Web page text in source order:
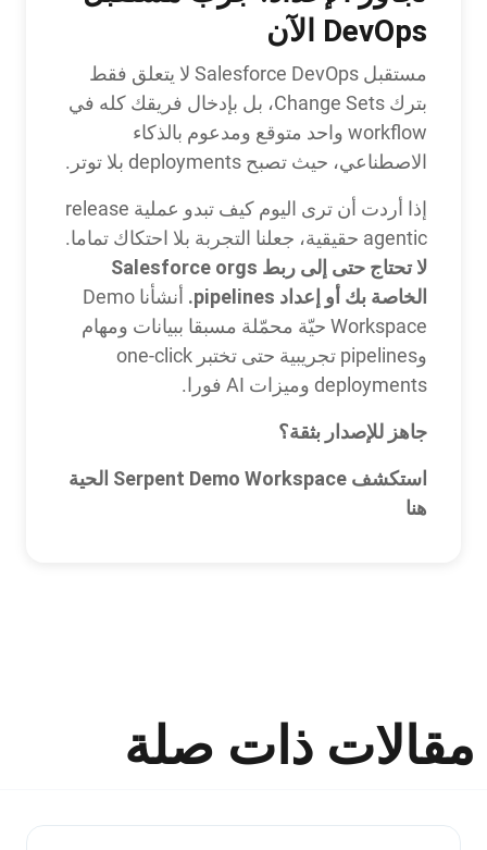
DevOps الآن
مستقبل Salesforce DevOps لا يتعلق فقط
بترك Change Sets، بل بإدخال فريقك كله في
workflow واحد متوقع ومدعوم بالذكاء
الاصطناعي، حيث تصبح deployments بلا توتر.
إذا أردت أن ترى اليوم كيف تبدو عملية release
agentic حقيقية، جعلنا التجربة بلا احتكاك تماما.
لا تحتاج حتى إلى ربط Salesforce orgs
الخاصة بك أو إعداد pipelines.
أنشأنا Demo
Workspace حيّة محمّلة مسبقا ببيانات ومهام
وpipelines تجريبية حتى تختبر one-click
deployments وميزات AI فورا.
جاهز للإصدار بثقة؟
استكشف Serpent Demo Workspace الحية
هنا
مقالات ذات صلة